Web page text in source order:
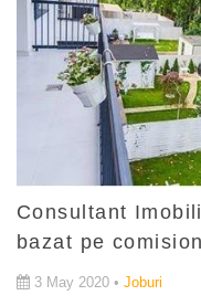
Consultant
bazat pe comision
3 May 2020 • Joburi